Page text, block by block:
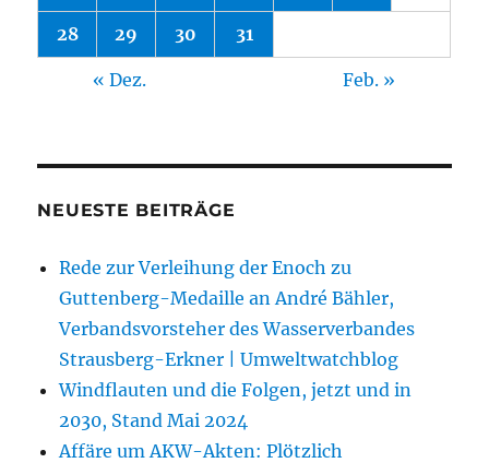
28 29 30 31
« Dez. Feb. »
NEUESTE BEITRÄGE
Rede zur Verleihung der Enoch zu
Guttenberg-Medaille an André Bähler,
Verbandsvorsteher des Wasserverbandes
Strausberg-Erkner | Umweltwatchblog
Windflauten und die Folgen, jetzt und in
2030, Stand Mai 2024
Affäre um AKW-Akten: Plötzlich